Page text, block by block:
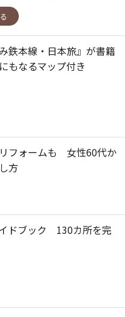
鉄本線・日本旅』が書籍
なるマップ付き
フォームも 女性60代か
方
ドブック 130カ所を完